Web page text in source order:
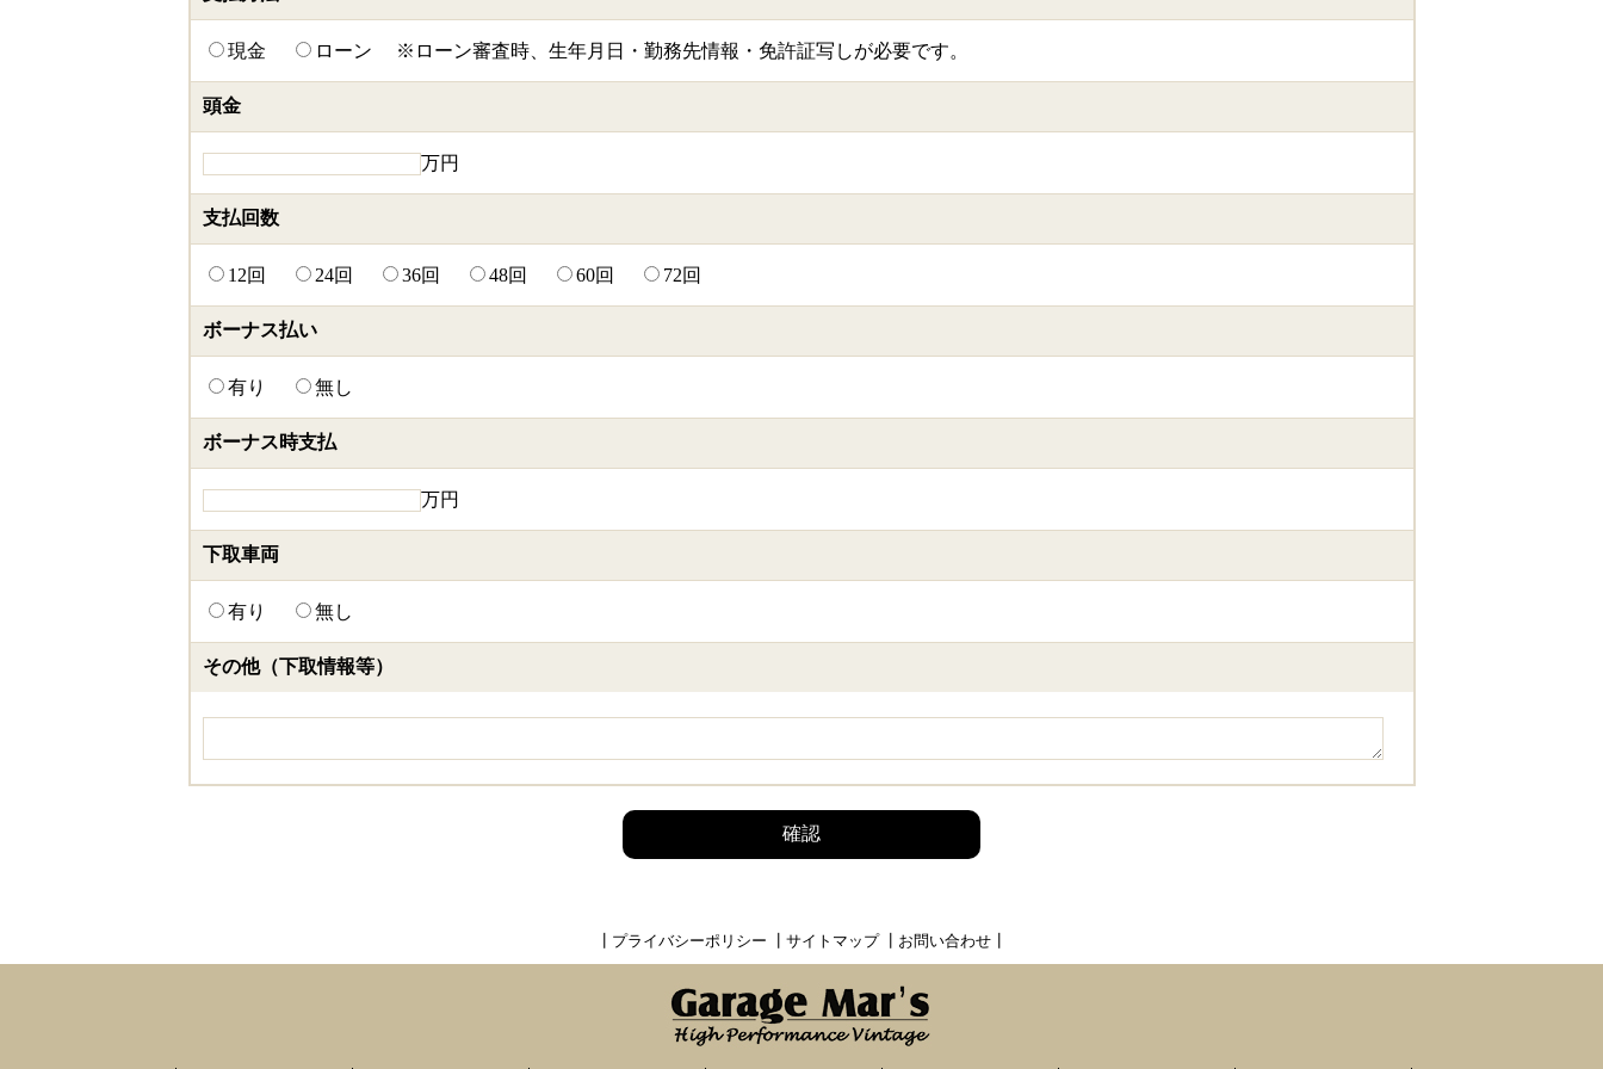
現金 ローン ※ローン審査時、生年月日・勤務先情報・免許証写しが必要です。
頭金
万円
支払回数
12回 24回 36回 48回 60回 72回
ボーナス払い
有り 無し
ボーナス時支払
万円
下取車両
有り 無し
その他（下取情報等）
確認
プライバシーポリシー サイトマップ┃ お問い合わせ